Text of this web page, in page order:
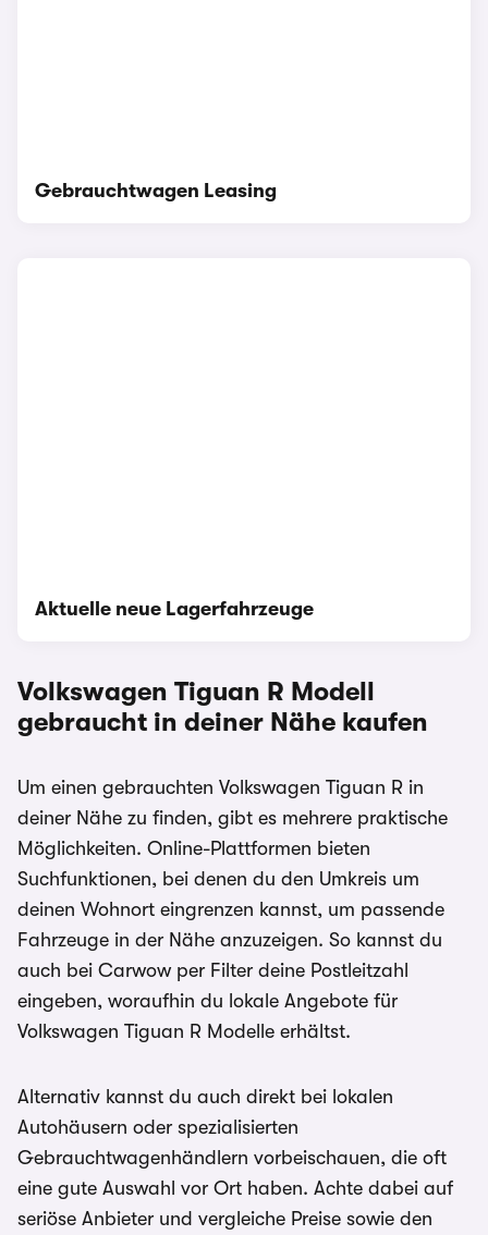
Gebrauchtwagen Leasing
Aktuelle neue Lagerfahrzeuge
Volkswagen Tiguan R Modell
gebraucht in deiner Nähe kaufen
Um einen gebrauchten Volkswagen Tiguan R in
deiner Nähe zu finden, gibt es mehrere praktische
Möglichkeiten. Online-Plattformen bieten
Suchfunktionen, bei denen du den Umkreis um
deinen Wohnort eingrenzen kannst, um passende
Fahrzeuge in der Nähe anzuzeigen. So kannst du
auch bei Carwow per Filter deine Postleitzahl
eingeben, woraufhin du lokale Angebote für
Volkswagen Tiguan R Modelle erhältst.
Alternativ kannst du auch direkt bei lokalen
Autohäusern oder spezialisierten
Gebrauchtwagenhändlern vorbeischauen, die oft
eine gute Auswahl vor Ort haben. Achte dabei auf
seriöse Anbieter und vergleiche Preise sowie den